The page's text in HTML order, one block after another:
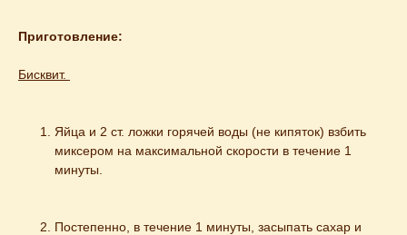
Приготовление:
Бисквит.
Яйца и 2 ст. ложки горячей воды (не кипяток) взбить
миксером на максимальной скорости в течение 1
минуты.
Постепенно, в течение 1 минуты, засыпать сахар и